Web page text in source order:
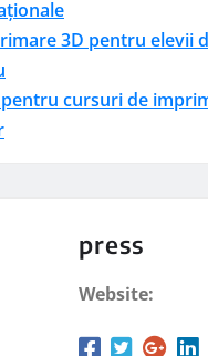
3D pentru elevii
cursuri de
press
Website: